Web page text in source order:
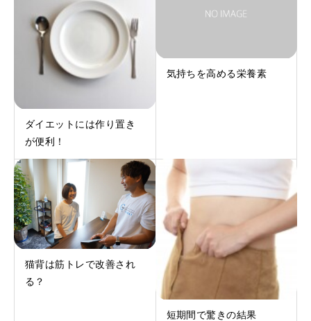
ダイエットには作り置き
が便利！
気持ちを高める栄養素
猫背は筋トレで改善され
る？
短期間で驚きの結果